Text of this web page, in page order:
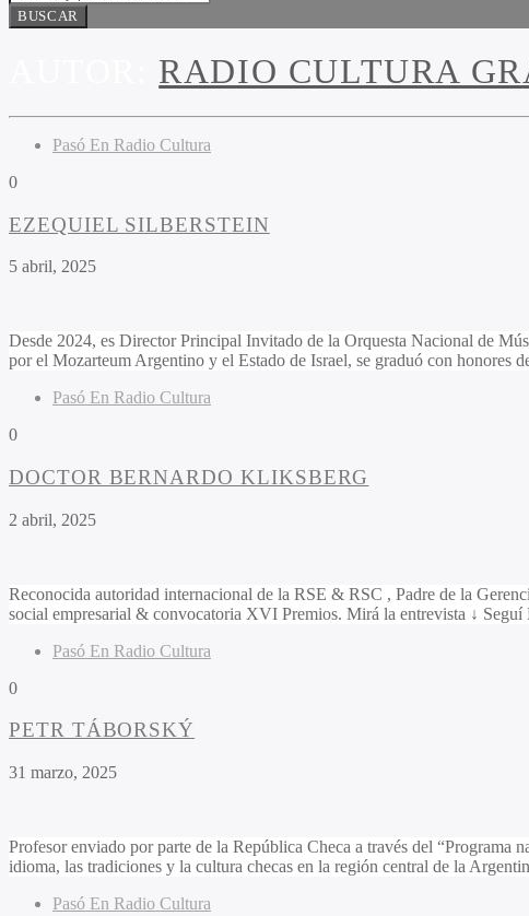
RADIO CULTURA
Pasó En Radio Cultura
0
EZEQUIEL SILBERSTEIN
5 abril, 2025
Desde 2024, es Director Principal Invitado de la Orquesta Nacional de
por el Mozarteum Argentino y el Estado de Israel, se graduó con
Pasó En Radio Cultura
0
DOCTOR BERNARDO KLIKSBERG
2 abril, 2025
Reconocida autoridad internacional de la RSE & RSC , Padre de la
social empresarial & convocatoria XVI Premios. Mirá la entrevista ↓
Pasó En Radio Cultura
0
PETR TÁBORSKÝ
31 marzo, 2025
Profesor enviado por parte de la República Checa a través del
idioma, las tradiciones y la cultura checas en la región central de la
Pasó En Radio Cultura